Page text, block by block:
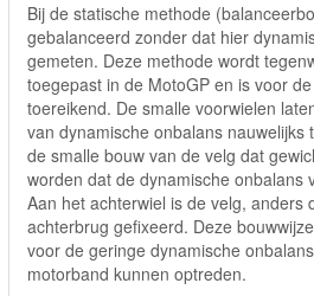
Bij de statische methode
gebalanceerd zonder dat hier
gemeten. Deze methode wordt
toegepast in de MotoGP en is voor
toereikend. De smalle voorwielen
van dynamische onbalans nauwelijks
de smalle bouw van de velg dat
worden dat de dynamische onbalans
Aan het achterwiel is de velg, anders
achterbrug gefixeerd. Deze
voor de geringe dynamische
motorband kunnen optreden.